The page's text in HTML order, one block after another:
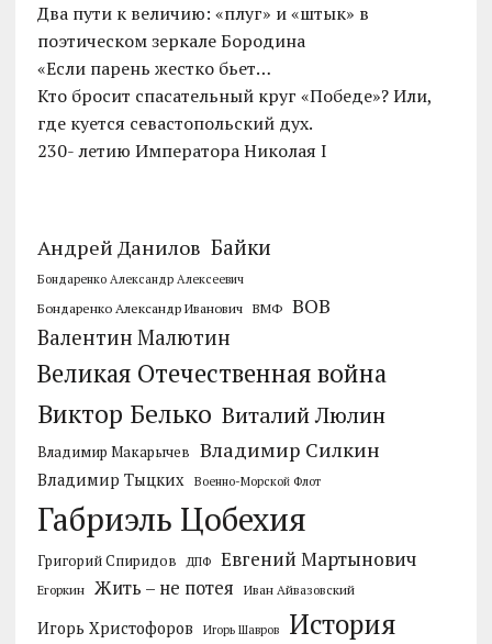
Два пути к величию: «плуг» и «штык» в
поэтическом зеркале Бородина
«Если парень жестко бьет…
Кто бросит спасательный круг «Победе»? Или,
где куется севастопольский дух.
230- летию Императора Николая I
Андрей Данилов Байки
Бондаренко Александр Алексеевич
Бондаренко Александр Иванович ВМФ ВОВ
Валентин Малютин
Великая Отечественная война
Виктор Белько Виталий Люлин
Владимир Макарычев Владимир Силкин
Владимир Тыцких Военно-Морской Флот
Габриэль Цобехия
Григорий Спиридов ДПФ Евгений Мартынович
Егоркин Жить – не потея Иван Айвазовский
Игорь Христофоров Игорь Шавров История